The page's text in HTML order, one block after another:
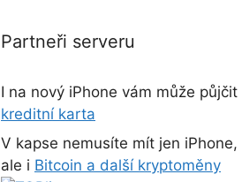
Partneři serveru
I na nový iPhone vám může půjčit
kreditní karta
V kapse nemusíte mít jen iPhone,
ale i Bitcoin a další kryptoměny